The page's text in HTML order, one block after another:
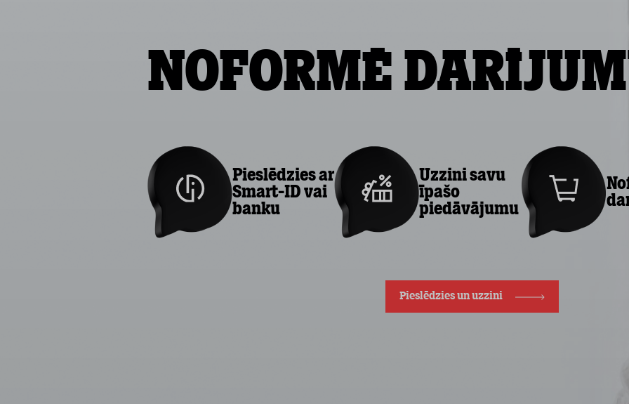
Noformē
Pieslēdzies ar
Smart-ID vai
banku
Uzzini savu
īpašo
piedāvājumu
Pieslēdzies un uzzini